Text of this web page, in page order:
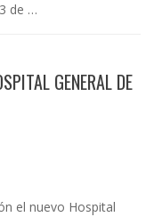
de …
GENERAL DE
el nuevo Hospital